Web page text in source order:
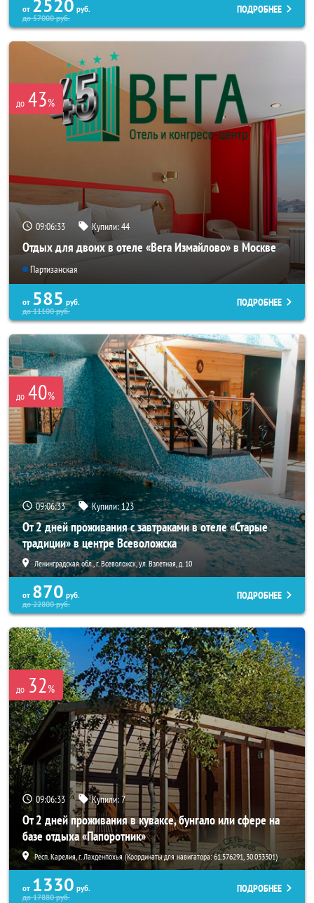
от 2520 руб.
до57000руб.
ПОДРОБНЕЕ
до 43%
09:06:32 Купили:44
Отдых для двоих в отеле «Вега Измайлово» в Москве
Партизанская
от 585 руб.
до11100руб.
ПОДРОБНЕЕ
до 40%
09:06:32 Купили:123
От 2 дней проживания с завтраками в отеле «Старые
традиции» в центре Всеволожска
Ленинградская обл., г. Всеволожск, ул. Взлетная, д. 10
от 870 руб.
до22800руб.
ПОДРОБНЕЕ
до 32%
09:06:32 Купили:7
От 2 дней проживания в куваксе, бунгало или сфере на
базе отдыха «Папоротник»
Респ. Карелия, г. Лахденпохья (Координаты для навигатора: 61.576291, 30.033301)
от 1330 руб.
до17880руб.
ПОДРОБНЕЕ